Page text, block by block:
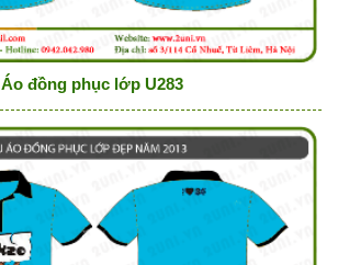
Áo đồng phục lớp U283